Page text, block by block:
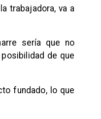
trabajadora, va a
sería que no
de que
fundado, lo que